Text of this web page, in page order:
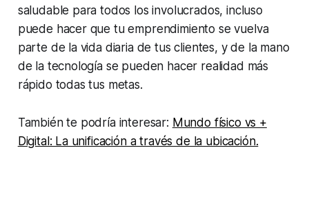
saludable para todos los involucrados, incluso
puede hacer que tu emprendimiento se vuelva
parte de la vida diaria de tus clientes, y de la mano
de la tecnología se pueden hacer realidad más
rápido todas tus metas.
También te podría interesar: Mundo físico vs +
Digital: La unificación a través de la ubicación.